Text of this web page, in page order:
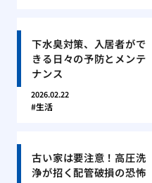
下水臭対策、入居者がで
きる日々の予防とメンテ
ナンス
2026.02.22
生活
古い家は要注意！高圧洗
浄が招く配管破損の恐怖